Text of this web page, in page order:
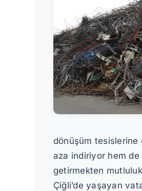
dönüşüm tesislerine
aza indiriyor hem
getirmekten
Çiğli’de yaşayan